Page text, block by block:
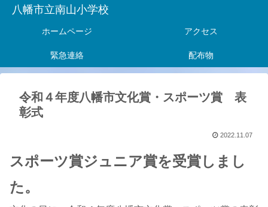
八幡市立南山小学校
ホームページ アクセス
緊急連絡 配布物
令和４年度八幡市文化賞・スポーツ賞 表
彰式
2022.11.07
スポーツ賞ジュニア賞を受賞しまし
た。